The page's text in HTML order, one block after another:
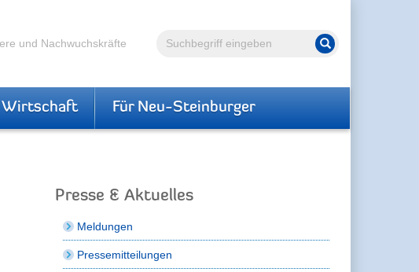
Volltextsuche Suche starten
und Nachwuchskräfte
Wirtschaft Für Neu-Steinburger
Presse & Aktuelles
Meldungen
Pressemitteilungen